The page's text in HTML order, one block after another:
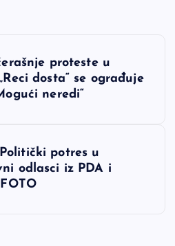
proteste u
dosta“ se ograđuje
neredi“
potres u
odlasci iz PDA i